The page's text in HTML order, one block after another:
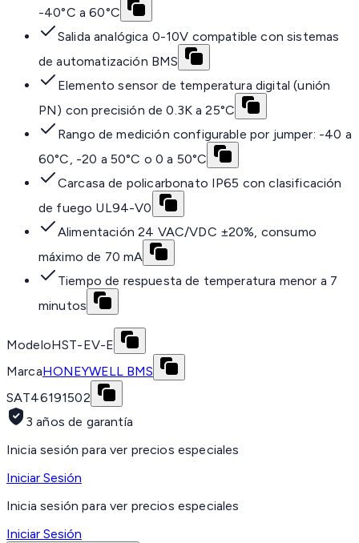
-40°C a 60°C
Salida analógica 0-10V compatible con sistemas
de automatización BMS
Elemento sensor de temperatura digital (unión
PN) con precisión de 0.3K a 25°C
Rango de medición configurable por jumper: -40 a
60°C, -20 a 50°C o 0 a 50°C
Carcasa de policarbonato IP65 con clasificación
de fuego UL94-V0
Alimentación 24 VAC/VDC ±20%, consumo
máximo de 70 mA
Tiempo de respuesta de temperatura menor a 7
minutos
ModeloHST-EV-E
MarcaHONEYWELL BMS
SAT46191502
3 años de garantía
Inicia sesión para ver precios especiales
Iniciar Sesión
Inicia sesión para ver precios especiales
Iniciar Sesión